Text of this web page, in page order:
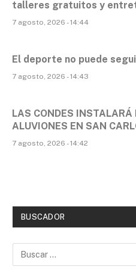
talleres gratuitos y
7 agosto, 2026 - 14:44
El deporte no puede
7 agosto, 2026 - 14:43
LAS CONDES
ALUVIONES EN SAN
7 agosto, 2026 - 14:42
BUSCADOR